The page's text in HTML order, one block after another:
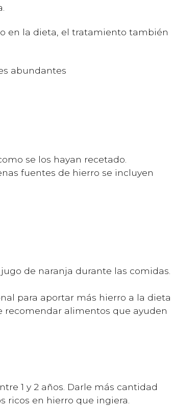
en la dieta, el tratamiento también
abundantes
se los hayan recetado.
fuentes de hierro se incluyen
de naranja durante las comidas.
para aportar más hierro a la dieta
recomendar alimentos que ayuden
1 y 2 años. Darle más cantidad
ricos en hierro que ingiera.